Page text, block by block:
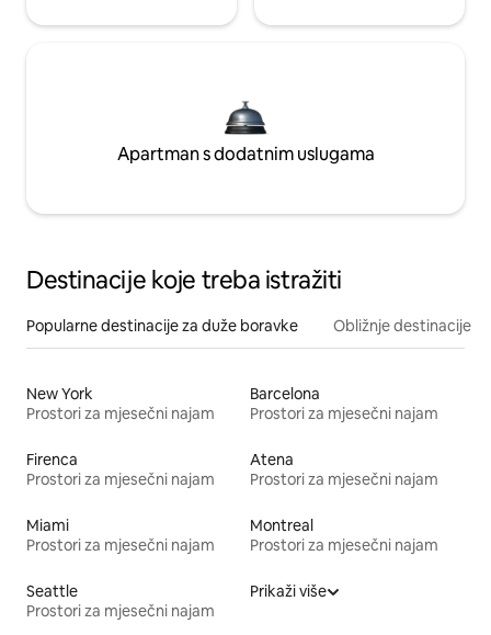
Apartman s dodatnim uslugama
Destinacije koje treba istražiti
Popularne destinacije za duže boravke Obližnje destinacije
New York
Prostori za mjesečni najam
Barcelona
Prostori za mjesečni najam
Firenca
Prostori za mjesečni najam
Atena
Prostori za mjesečni najam
Miami
Prostori za mjesečni najam
Montreal
Prostori za mjesečni najam
Seattle
Prostori za mjesečni najam
Prikaži više